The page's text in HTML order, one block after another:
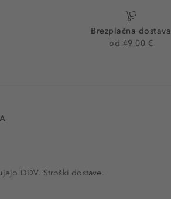
Brezplačna dostava
od 49,00 €
DDV. Stroški dostave.